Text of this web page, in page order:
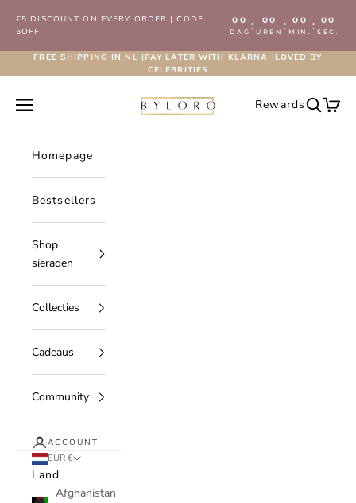
€5 DISCOUNT ON EVERY ORDER | CODE:
5OFF
00
DAG : 00
UREN : 00
MIN. : 00
SEC.
FREE SHIPPING IN NL |PAY LATER WITH KLARNA |LOVED BY
CELEBRITIES
Byloro.com
Navigatiemenu openen RewardsZoeken
Homepage
Bestsellers
Shop
sieraden
Collecties
Cadeaus
Community
ACCOUNT
EUR €
Land
Afghanistan